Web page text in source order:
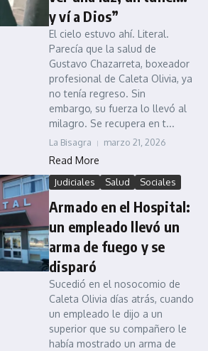
y ví a Dios”
El cielo estuvo ahí. Literal.
Parecía que la salud de
Gustavo Chazarreta, boxeador
profesional de Caleta Olivia, ya
no tenía regreso. Sin
embargo, su fuerza lo llevó al
milagro. Se recupera en t...
La Bisagra marzo 21, 2026
Read More
Judiciales Salud Sociales
Armado en el Hospital:
un empleado llevó un
arma de fuego y se
disparó
Sucedió en el nosocomio de
Caleta Olivia días atrás, cuando
un empleado le dijo a un
superior que su compañero le
había mostrado un arma de